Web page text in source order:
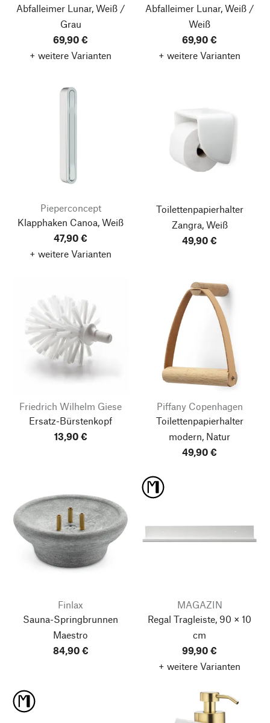
Abfalleimer Lunar, Weiß /
Grau
69,90 €
+ weitere Varianten
Abfalleimer Lunar, Weiß /
Weiß
69,90 €
+ weitere Varianten
Pieperconcept
Klapphaken Canoa, Weiß
47,90 €
+ weitere Varianten
Toilettenpapierhalter
Zangra, Weiß
49,90 €
Friedrich Wilhelm Giese
Ersatz-Bürstenkopf
13,90 €
Piffany Copenhagen
Toilettenpapierhalter
modern, Natur
49,90 €
Finlax
Sauna-Springbrunnen
Maestro
84,90 €
MAGAZIN
Regal Tragleiste, 90 × 10
cm
99,90 €
+ weitere Varianten